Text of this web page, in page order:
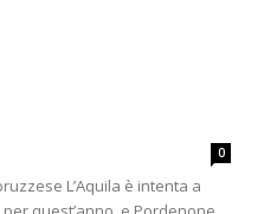
0
L’Aquila è intenta a